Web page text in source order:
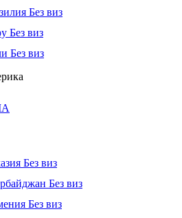
Без виз
Без виз
Без виз
Без виз
Без виз
Без виз